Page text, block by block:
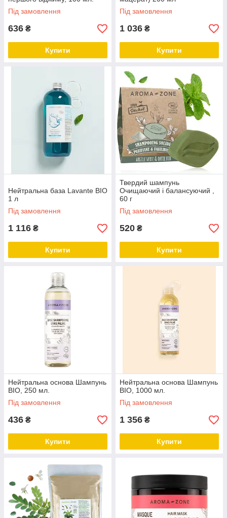
Під замовлення
636 ₴
Купити
Під замовлення
1 036 ₴
Купити
Нейтральна база Lavante BIO
1 л
Під замовлення
1 116 ₴
Купити
Твердий шампунь
Очищаючий і балансуючий ,
60 г
Під замовлення
520 ₴
Купити
Нейтральна основа Шампунь
BIO, 250 мл.
Під замовлення
436 ₴
Купити
Нейтральна основа Шампунь
BIO, 1000 мл.
Під замовлення
1 356 ₴
Купити